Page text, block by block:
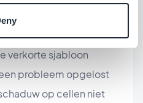
verkorte sjabloon
probleem opgelost
op cellen niet